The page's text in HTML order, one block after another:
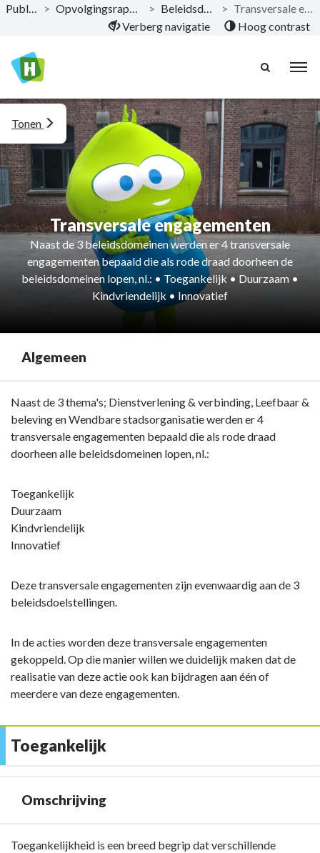
Naar hoofdinhoud
Publicaties > Opvolgingsrapportering 2023 > Beleidsdoelstelling >
Transversale engagementen
Verberg navigatie
Hoog contrast
Transversale engagementen
Naast de 3 beleidsdomeinen werden er 4 transversale
engagementen bepaald die als rode draad doorheen de
beleidsdomeinen lopen, nl.: • Toegankelijk • Duurzaam •
Kindvriendelijk • Innovatief
Tonen
Algemeen
Terug
naar
navigatie
engagementen
Algemeen
Naast de 3 thema's; Dienstverlening & verbinding, Leefbaar &
beleving en Wendbare stadsorganisatie werden er 4
transversale engagementen bepaald die als rode draad
doorheen alle beleidsdomeinen lopen, nl.:
Toegankelijk
Duurzaam
Kindvriendelijk
Innovatief
Deze transversale engagementen zijn evenwaardig aan de 3
beleidsdoelstellingen.
In de acties worden deze transversale engagementen
gekoppeld. Op die manier willen we duidelijk maken dat de
realisatie van deze actie ook kan bijdragen aan één of
meerdere van deze engagementen.
Toegankelijk
Omschrijving
Terug
Toegankelijkheid is een breed begrip dat verschillende